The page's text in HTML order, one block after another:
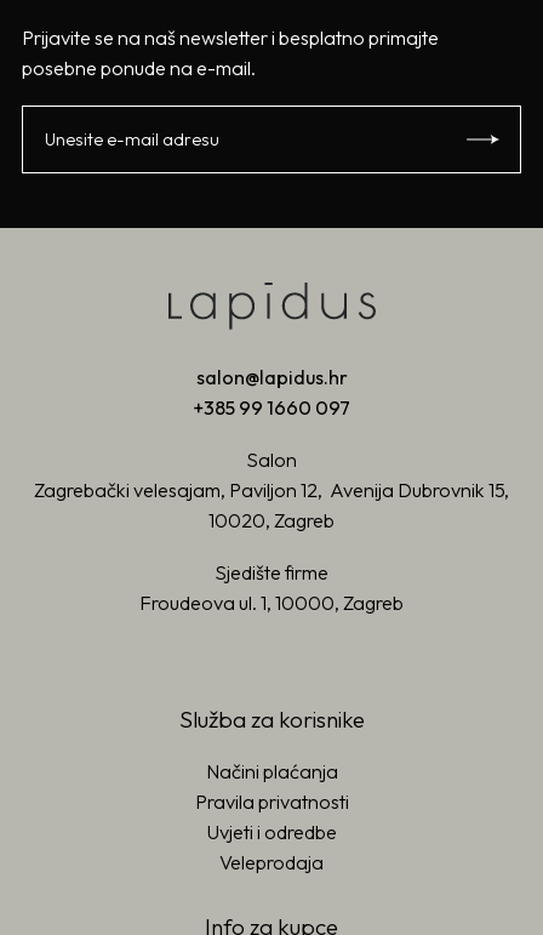
Prijavite se na naš newsletter i besplatno primajte
posebne ponude na e-mail.
salon@lapidus.hr
+385 99 1660 097
Salon
Zagrebački velesajam, Paviljon 12, Avenija Dubrovnik 15,
10020, Zagreb
Sjedište firme
Froudeova ul. 1, 10000, Zagreb
Služba za korisnike
Načini plaćanja
Pravila privatnosti
Uvjeti i odredbe
Veleprodaja
Info za kupce